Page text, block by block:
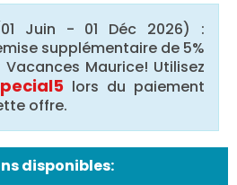
(01 Juin - 01 Déc 2026) :
supplémentaire de 5%
Maurice! Utilisez
lors du paiement
offre.
disponibles: